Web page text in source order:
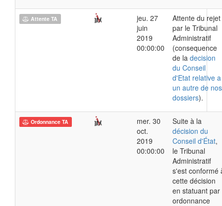
Attente TA
jeu. 27
juin
2019
00:00:00
Attente du rejet
par le Tribunal
Administratif
(consequence
de la decision
du Conseil
d'Etat relative a
un autre de nos
dossiers).
Ordonnance TA
mer. 30
oct.
2019
00:00:00
Suite à la
décision du
Conseil d'État,
le Tribunal
Administratif
s'est conformé
cette décision
en statuant par
ordonnance